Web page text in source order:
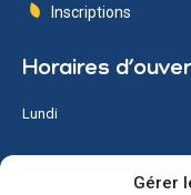
Gérer
Inscriptions
Horaires
Lundi